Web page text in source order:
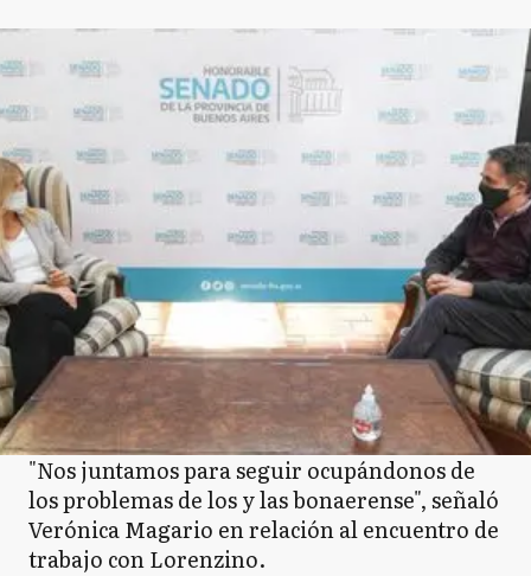
"Nos juntamos para seguir ocupándonos de
los problemas de los y las bonaerense", señaló
Verónica Magario en relación al encuentro de
trabajo con Lorenzino.